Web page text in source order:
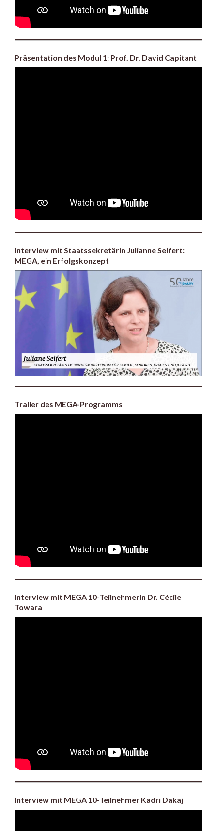
Präsentation des Modul 1: Prof. Dr. David Capitant
Interview mit Staatssekretärin Julianne Seifert:
MEGA, ein Erfolgskonzept
Trailer des MEGA-Programms
Interview mit MEGA 10-Teilnehmerin Dr. Cécile
Towara
Interview mit MEGA 10-Teilnehmer Kadri Dakaj